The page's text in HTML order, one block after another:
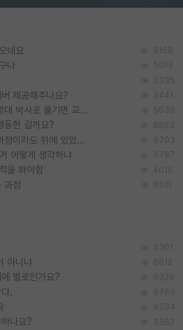
네요 6159
나 5013
3335
제공해주나요? 3441
SSH 박사과정을 그만두고 지방대 박사로 옮기면 교수의 꿈은 끝일까요? 5639
동한 걸까요? 8823
진짜 제발 적당히 똑똑한 박사과정이라도 위에 있었으면.. 6703
어떻게 생각하냐 5797
을 봐야함 4016
과정 6511
5301
아니냐 6812
별로인가요? 6326
. 9769
4534
나요? 3352